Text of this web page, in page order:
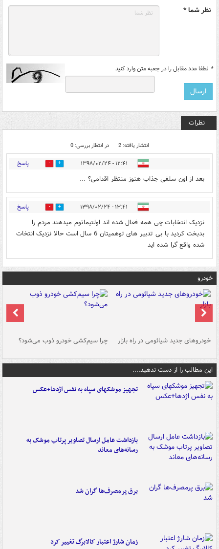
نظر شما *
* لطفا عدد مقابل را در جعبه متن وارد کنید
نظرات
انتشار یافته: 2 در انتظار بررسی: 0
۱۲:۴۱ - ۱۳۹۸/۰۲/۲۴ 2 پاسخ
بعد از اون سلفی جذاب هنوز منتظر اقدامی؟ ...
۱۳:۴۱ - ۱۳۹۸/۰۲/۲۴ 0 پاسخ
نزدیک انتخابات چی همه فعال شده اند اولتیماتوم میدهند مردم را
بدبخت کردید با بی تدبیر های توهمیتان 6 سال است حالا نزدیک انتخات
شده واقع گرا شده اید
خودرو
خودروهای جدید شیائومی در راه بازار چرا سیم‌کشی خودرو ذوب می‌شود؟
این مطالب را از دست ندهید....
تجهیز موشکهای سپاه به نفس اژدها+عکس
بازداشت عامل ارسال تصاویر پرتاب موشک به
رسانه‌های معاند
برق پرمصرف‌ها گران شد
زمان شارژ اعتبار کالابرگ تغییر کرد